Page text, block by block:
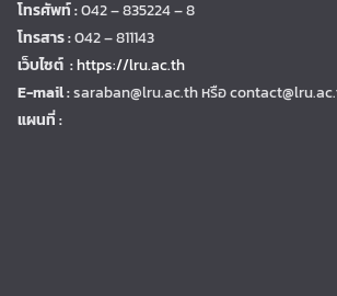
โทรศัพท์ :042 – 835224 – 8
โทรสาร :042 – 811143
เว็บไซต์ :https://lru.ac.th
E-mail :saraban@lru.ac.thหรือ
แผนที่ :